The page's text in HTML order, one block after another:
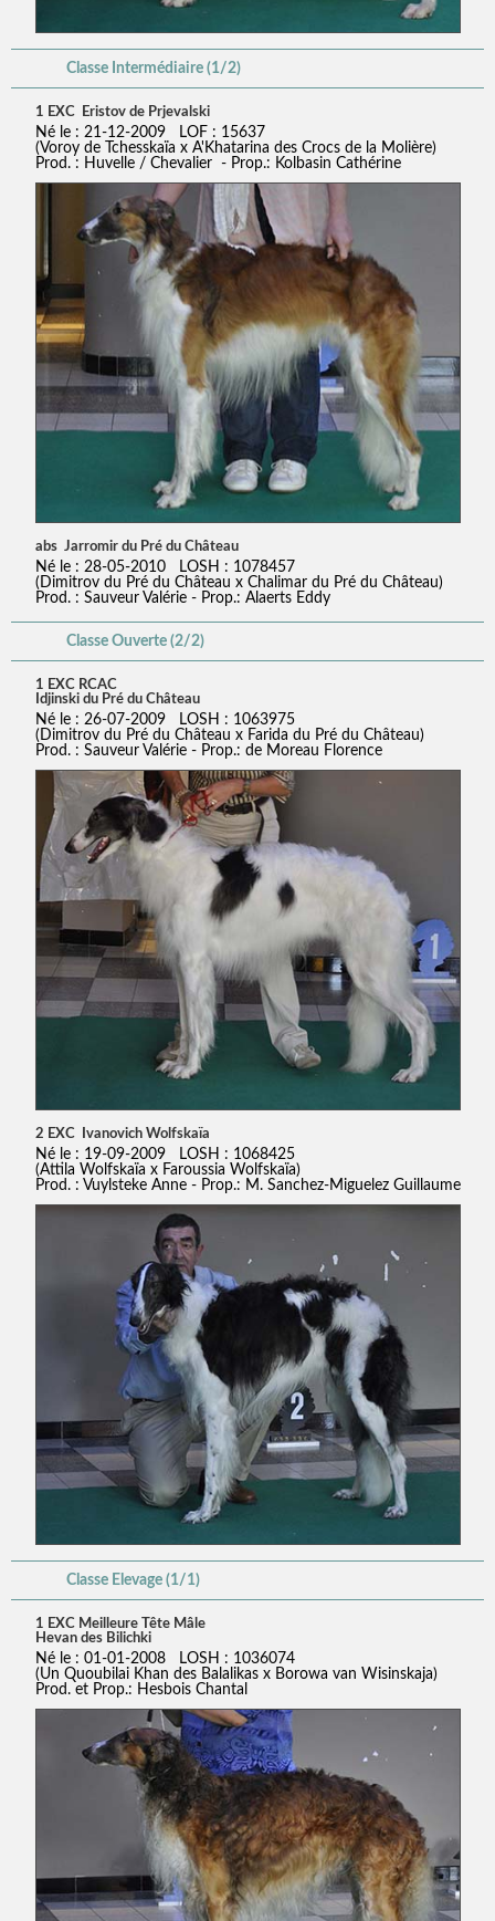
Classe Intermédiaire (1/2)
1 EXC Eristov de Prjevalski
Né le : 21-12-2009 LOF : 15637
(Voroy de Tchesskaïa x A'Khatarina des Crocs de la Molière)
Prod. : Huvelle / Chevalier - Prop.: Kolbasin Cathérine
abs Jarromir du Pré du Château
Né le : 28-05-2010 LOSH : 1078457
(Dimitrov du Pré du Château x Chalimar du Pré du Château)
Prod. : Sauveur Valérie - Prop.: Alaerts Eddy
Classe Ouverte (2/2)
1 EXC RCAC
Idjinski du Pré du Château
Né le : 26-07-2009 LOSH : 1063975
(Dimitrov du Pré du Château x Farida du Pré du Château)
Prod. : Sauveur Valérie - Prop.: de Moreau Florence
2 EXC Ivanovich Wolfskaïa
Né le : 19-09-2009 LOSH : 1068425
(Attila Wolfskaïa x Faroussia Wolfskaïa)
Prod. : Vuylsteke Anne - Prop.: M. Sanchez-Miguelez Guillaume
Classe Elevage (1/1)
1 EXC Meilleure Tête Mâle
Hevan des Bilichki
Né le : 01-01-2008 LOSH : 1036074
(Un Quoubilai Khan des Balalikas x Borowa van Wisinskaja)
Prod. et Prop.: Hesbois Chantal